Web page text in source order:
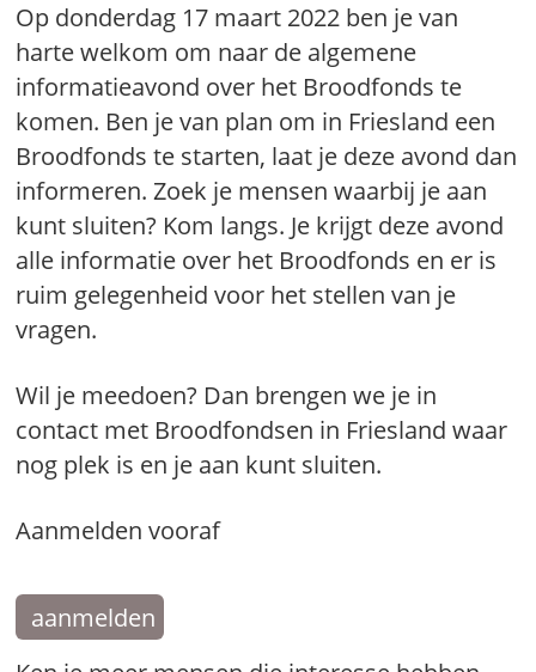
Op donderdag 17 maart 2022 ben je van
harte welkom om naar de algemene
informatieavond over het Broodfonds te
komen. Ben je van plan om in Friesland een
Broodfonds te starten, laat je deze avond dan
informeren. Zoek je mensen waarbij je aan
kunt sluiten? Kom langs. Je krijgt deze avond
alle informatie over het Broodfonds en er is
ruim gelegenheid voor het stellen van je
vragen.
Wil je meedoen? Dan brengen we je in
contact met Broodfondsen in Friesland waar
nog plek is en je aan kunt sluiten.
Aanmelden vooraf
aanmelden